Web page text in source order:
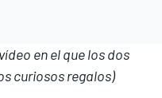
en el que los dos
curiosos regalos)